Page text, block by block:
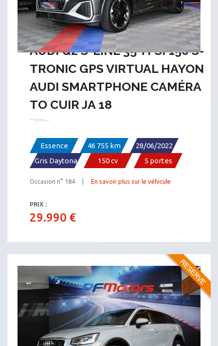
AUDI Q2 S-LINE 35 TFSI 150 S-
TRONIC GPS VIRTUAL HAYON
AUDI SMARTPHONE CAMÉRA
TO CUIR JA 18
Essence 46 755 km
28/06/2022
Gris Daytona
150 cv 5 portes
Occasion n° 184 | En savoir plus sur le véhicule
PRIX :
29.990 €